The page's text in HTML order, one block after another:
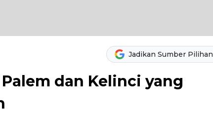
Jadikan Sumber Pilihan
dan Kelinci yang